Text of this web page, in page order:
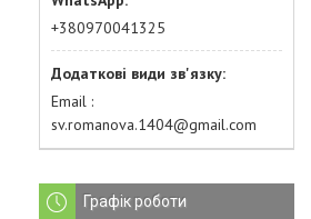
+380970041325
Email
sv.romanova.1404@gmail.com
Графік роботи